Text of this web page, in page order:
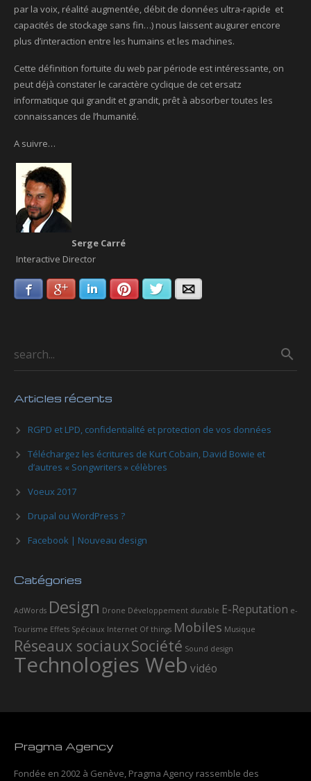
par la voix, réalité augmentée, débit de données ultra-rapide et
capacités de stockage sans fin…) nous laissent augurer encore
plus d’interaction entre les humains et les machines.
Cette définition fortuite du web par période est intéressante, on
peut déjà constater le caractère cyclique de cet ersatz
informatique qui grandit et grandit, prêt à absorber toutes les
connaissances de l’humanité.
A suivre…
Serge Carré
Interactive Director
FacebookGoogle+ LinkedInPinterestTwitterEmail
Articles récents
RGPD et LPD, confidentialité et protection de vos données
Téléchargez les écritures de Kurt Cobain, David Bowie et
d’autres « Songwriters » célèbres
Voeux 2017
Drupal ou WordPress ?
Facebook | Nouveau design
Catégories
AdWords Design Drone Développement durable E-Reputation e-
Tourisme Effets Spéciaux Internet Of things Mobiles Musique
Réseaux sociauxSociété Sound design
Technologies Web vidéo
Pragma Agency
Fondée en 2002 à Genève, Pragma Agency rassemble des